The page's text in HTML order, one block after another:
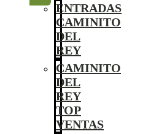
ENTRADAS
CAMINITO
DEL
REY
CAMINITO
DEL
REY
TOP
VENTAS